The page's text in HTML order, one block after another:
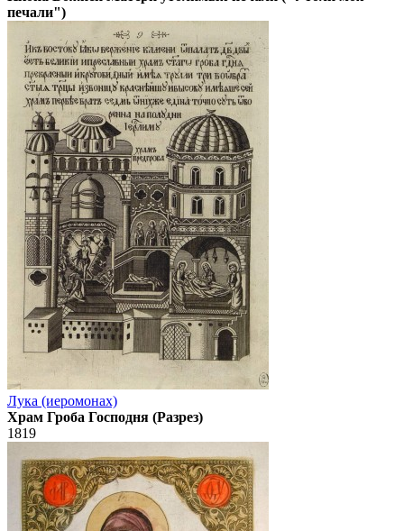
печали")
Лука (иеромонах)
Храм Гроба Господня (Разрез)
1819